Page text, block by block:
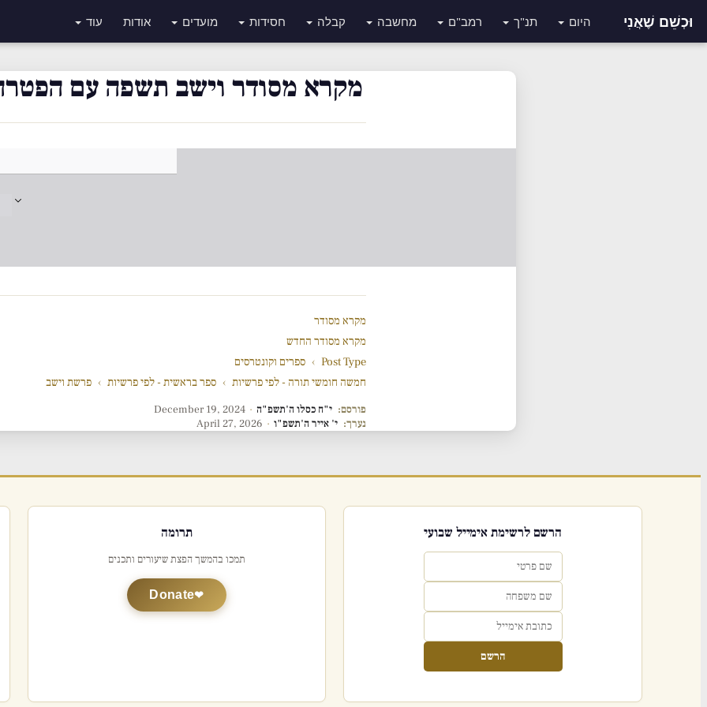
וּכְשֵׁם שֶׁאֲנִי היום תנ"ך רמב"ם מחשבה קבלה חסידות מועדים אודות עוד
מקרא מסודר וישב תשפה עם
מקרא מסודר
מקרא מסודר החדש
Post Type
› ספרים וקונטרסים
חמשה חומשי תורה - לפי פרשיות › ספר בראשית - לפי פרשיות › פרשת וישב
פורסם: י"ח כסלו ה'תשפ"ה ·
December 19, 2024
נערך: י' אייר ה'תשפ"ו ·
April 27, 2026
הרשם לרשימת אימייל שבועי
הרשם
תרומה
תמכו בהמשך הפצת שיעורים ותכנים
Donate